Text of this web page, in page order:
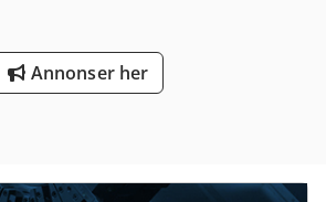
Annonser her